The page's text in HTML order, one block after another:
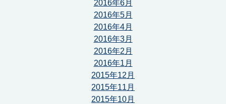
2016年6月
2016年5月
2016年4月
2016年3月
2016年2月
2016年1月
2015年12月
2015年11月
2015年10月